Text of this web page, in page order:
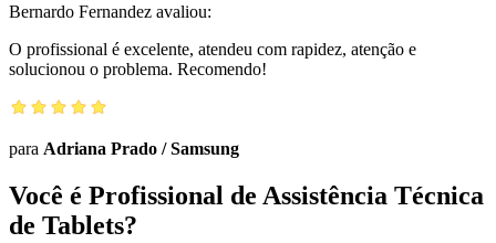
Bernardo Fernandez avaliou:
O profissional é excelente, atendeu com rapidez, atenção e
solucionou o problema. Recomendo!
para Adriana Prado /Samsung
Você é Profissional de Assistência Técnica
de Tablets?